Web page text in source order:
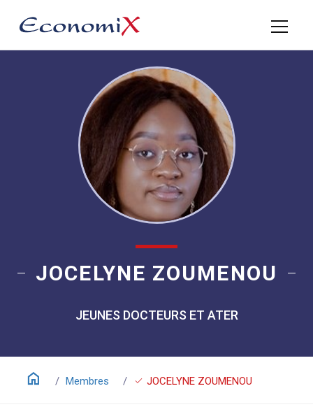
JOCELYNE ZOUMENOU
JEUNES DOCTEURS ET ATER
home Membres check JOCELYNE ZOUMENOU